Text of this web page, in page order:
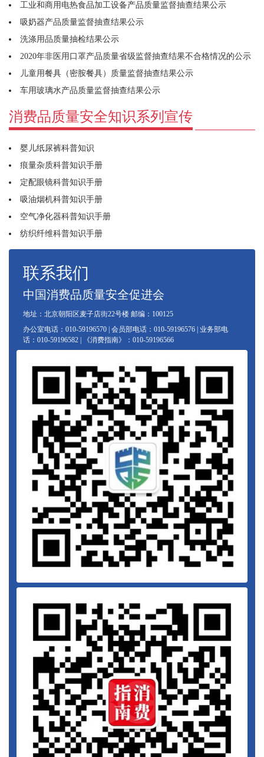
工业和商用电热食品加工设备产品质量监督抽查结果公示
吸奶器产品质量监督抽查结果公示
洗涤用品质量抽检结果公示
2020年非医用口罩产品质量省级监督抽查结果不合格情况的公示
儿童用餐具（密胺餐具）质量监督抽查结果公示
车用玻璃水产品质量监督抽查结果公示
消费品质量安全知识系列宣传
婴儿纸尿裤科普知识
痕量杂质科普知识手册
定配眼镜科普知识手册
吸油烟机科普知识手册
空气净化器科普知识手册
纺织纤维科普知识手册
联系我们
中国消费品质量安全促进会
地址：北京朝阳区麦子店街22号楼 邮编：100125
办公室电话：010-59196570 | 会员部电话：010-59196576 | 业务部电
话：010-59196582 | 《消费指南》：010-59196566